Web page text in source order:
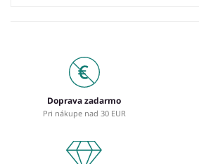
Doprava zadarmo
Pri nákupe nad 30 EUR